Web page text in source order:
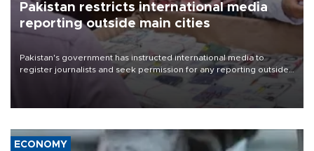
Pakistan restricts international media
reporting outside main cities
Pakistan's government has instructed international media to
register journalists and seek permission for any reporting outside
the country's three main cities, sparking concern from rights and
media groups over a threat to press freedom.
ECONOMY